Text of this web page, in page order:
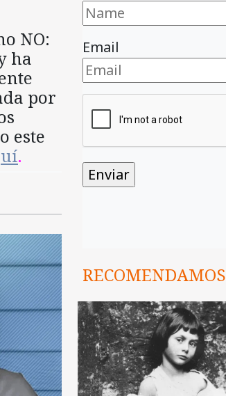
NO:
ha
por
este
.
Email
RECOMENDAMOS